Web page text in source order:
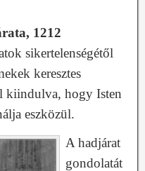
1212
sikertelenségétől
keresztes
kiindulva, hogy Isten
eszközül.
A hadjárat
gondolatát